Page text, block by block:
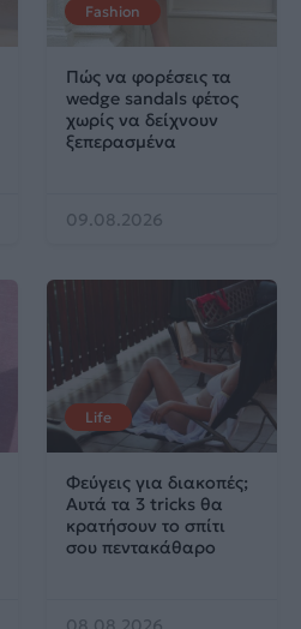
Fashion
Πώς να φορέσεις τα
wedge sandals φέτος
χωρίς να δείχνουν
ξεπερασμένα
09.08.2026
Life
Φεύγεις για διακοπές;
Αυτά τα 3 tricks θα
κρατήσουν το σπίτι
σου πεντακάθαρο